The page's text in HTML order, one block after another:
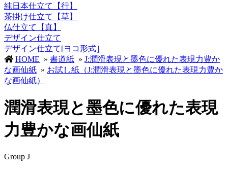
純日本仕立て【行】
茶掛け仕立て【草】
仏仕立て【真】
デザイン仕立て
デザイン仕立て[ヨコ形式］
HOME » 書道紙 » J:潤滑表現と墨色に優れた表現力豊か
な画仙紙 » お試し紙（J:潤滑表現と墨色に優れた表現力豊か
な画仙紙）
潤滑表現と墨色に優れた表現
力豊かな画仙紙
Group J